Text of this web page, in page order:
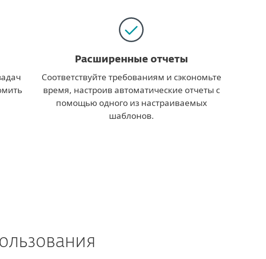
Расширенные отчеты
Соответствуйте требованиям и сэкономьте
время, настроив автоматические отчеты с
помощью одного из настраиваемых
шаблонов.